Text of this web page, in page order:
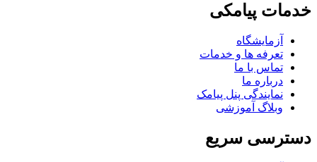
خدمات پیامکی
آزمایشگاه
تعرفه ها و خدمات
تماس با ما
درباره ما
نمایندگی پنل پیامک
وبلاگ آموزشی
دسترسی سریع